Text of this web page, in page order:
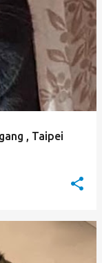
, Taipei